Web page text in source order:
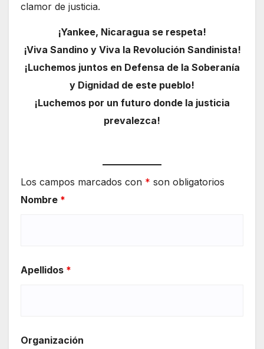
clamor de justicia.
¡Yankee, Nicaragua se respeta!
¡Viva Sandino y Viva la Revolución Sandinista!
¡Luchemos juntos en Defensa de la Soberanía
y Dignidad de este pueblo!
¡Luchemos por un futuro donde la justicia
prevalezca!
Los campos marcados con * son obligatorios
Nombre *
Apellidos *
Organización